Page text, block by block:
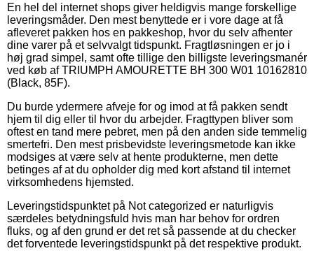
En hel del internet shops giver heldigvis mange forskellige
leveringsmåder. Den mest benyttede er i vore dage at få
afleveret pakken hos en pakkeshop, hvor du selv afhenter
dine varer på et selvvalgt tidspunkt. Fragtløsningen er jo i
høj grad simpel, samt ofte tillige den billigste leveringsmanér
ved køb af TRIUMPH AMOURETTE BH 300 W01 10162810
(Black, 85F).
Du burde ydermere afveje for og imod at få pakken sendt
hjem til dig eller til hvor du arbejder. Fragttypen bliver som
oftest en tand mere pebret, men på den anden side temmelig
smertefri. Den mest prisbevidste leveringsmetode kan ikke
modsiges at være selv at hente produkterne, men dette
betinges af at du opholder dig med kort afstand til internet
virksomhedens hjemsted.
Leveringstidspunktet på Not categorized er naturligvis
særdeles betydningsfuld hvis man har behov for ordren
fluks, og af den grund er det ret så passende at du checker
det forventede leveringstidspunkt på det respektive produkt.